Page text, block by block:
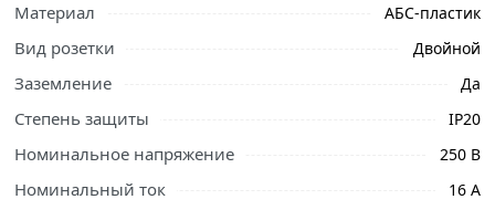
описанием и отзывами о товаре, чтобы сделать
правильный выбор и заказать онлайн. Наши
профессиональные менеджеры обработают заказ и
свяжутся с Вами для согласования условий доставки
или самовывоза.
Материал АБС-пластик
Вид розетки Двойной
Заземление Да
Степень защиты IP20
Номинальное напряжение 250 В
Номинальный ток 16 А